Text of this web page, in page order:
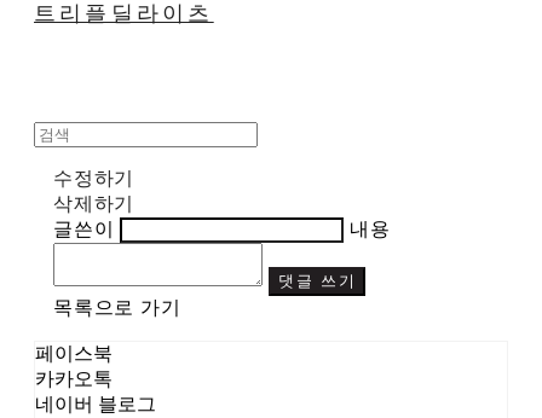
트리플딜라이츠
수정하기
삭제하기
글쓴이
내용
댓글 쓰기
목록으로 가기
페이스북
카카오톡
네이버 블로그